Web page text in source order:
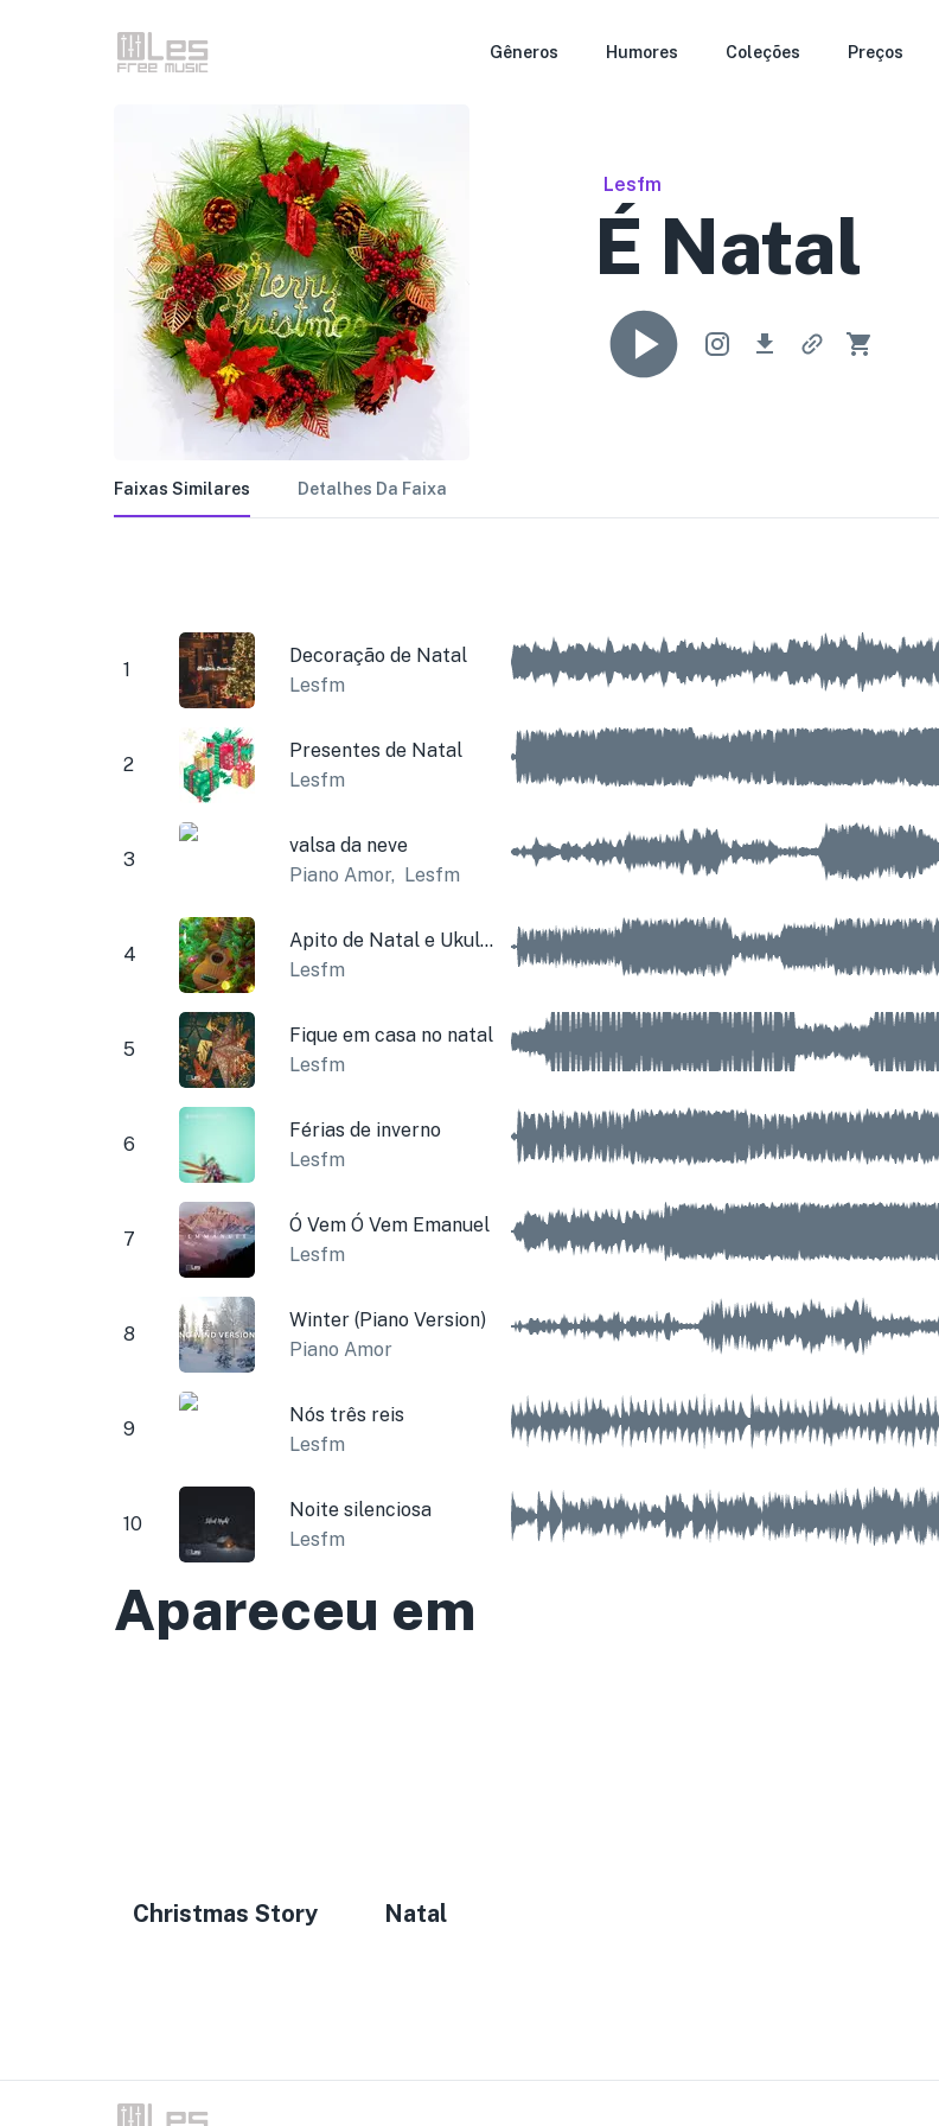
Gêneros Humores Coleções Preços
Lesfm
É Natal
Faixas Similares Detalhes Da Faixa
1
Decoração de Natal
Lesfm
2
Presentes de Natal
Lesfm
3
valsa da neve
Piano Amor, Lesfm
4
Apito de Natal e Ukulele
Lesfm
5
Fique em casa no natal
Lesfm
6
Férias de inverno
Lesfm
7
Ó Vem Ó Vem Emanuel
Lesfm
8
Winter (Piano Version)
Piano Amor
9
Nós três reis
Lesfm
10
Noite silenciosa
Lesfm
Apareceu em
Christmas Story Natal